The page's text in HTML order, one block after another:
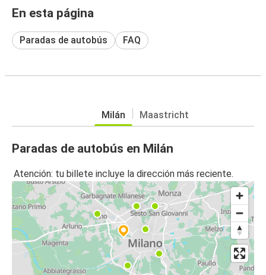
En esta página
Paradas de autobús FAQ
Milán Maastricht
Paradas de autobús en Milán
Atención: tu billete incluye la dirección más reciente.